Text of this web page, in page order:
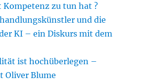
zu tun hat ?
und die
KI – ein Diskurs mit dem
ist hochüberlegen –
Oliver Blume